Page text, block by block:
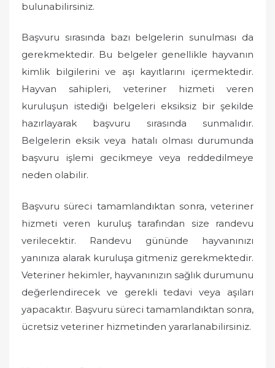
bulunabilirsiniz.
Başvuru sırasında bazı belgelerin sunulması da
gerekmektedir. Bu belgeler genellikle hayvanın
kimlik bilgilerini ve aşı kayıtlarını içermektedir.
Hayvan sahipleri, veteriner hizmeti veren
kuruluşun istediği belgeleri eksiksiz bir şekilde
hazırlayarak başvuru sırasında sunmalıdır.
Belgelerin eksik veya hatalı olması durumunda
başvuru işlemi gecikmeye veya reddedilmeye
neden olabilir.
Başvuru süreci tamamlandıktan sonra, veteriner
hizmeti veren kuruluş tarafından size randevu
verilecektir. Randevu gününde hayvanınızı
yanınıza alarak kuruluşa gitmeniz gerekmektedir.
Veteriner hekimler, hayvanınızın sağlık durumunu
değerlendirecek ve gerekli tedavi veya aşıları
yapacaktır. Başvuru süreci tamamlandıktan sonra,
ücretsiz veteriner hizmetinden yararlanabilirsiniz.